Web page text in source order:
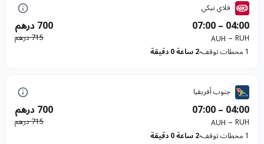
فلاي نيكي
04:00
–
07:00 700 درهم
RUH
–
AUH
715 درهم
1 محطات توقف
2 ساعة 0 دقيقة
جنوب أفريقيا
04:00
–
07:00 700 درهم
RUH
–
AUH
715 درهم
1 محطات توقف
2 ساعة 0 دقيقة